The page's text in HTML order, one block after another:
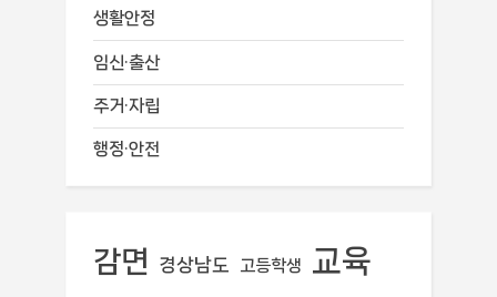
생활안정
임신·출산
주거·자립
행정·안전
감면 경상남도 고등학생 교육